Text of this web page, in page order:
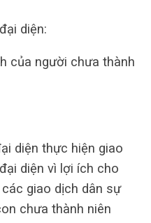
diện:
của người chưa thành
diện thực hiện giao
diện vì lợi ích cho
giao dịch dân sự
chưa thành niên